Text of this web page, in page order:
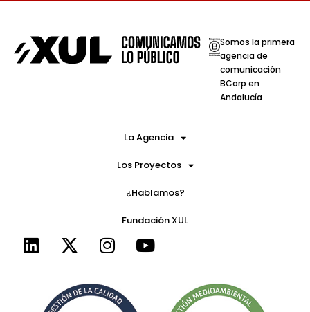
Somos la primera
agencia de
comunicación
BCorp en
Andalucía
La Agencia
Los Proyectos
¿Hablamos?
Fundación XUL